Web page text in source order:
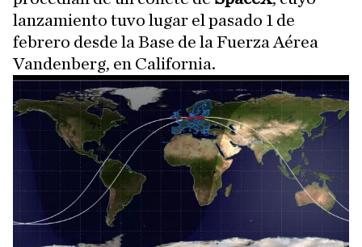
lanzamiento tuvo lugar el pasado 1 de
febrero desde la Base de la Fuerza Aérea
Vandenberg, en California.